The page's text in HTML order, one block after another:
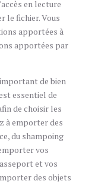
en lecture
le fichier. Vous
apportées à
apportées par
de bien
essentiel de
de choisir les
à emporter des
du shampoing
vos
et vos
des objets